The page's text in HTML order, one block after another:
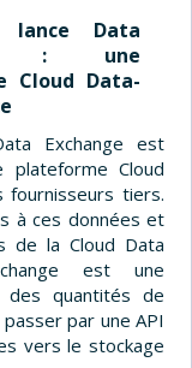
lance Data
: une
Cloud Data-
Exchange est
plateforme Cloud
fournisseurs tiers.
à ces données et
de la Cloud Data
est une
des quantités de
par une API
vers le stockage